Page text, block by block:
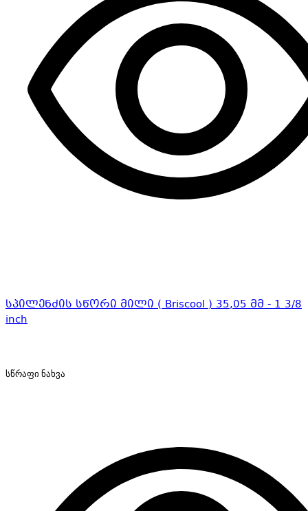
სპილენძის სწორი მილი ( Briscool ) 35,05 მმ - 1 3/8
inch
სწრაფი ნახვა